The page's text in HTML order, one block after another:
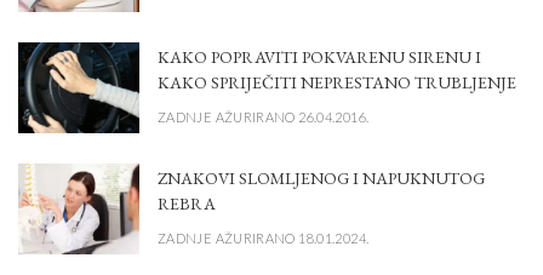
KAKO POPRAVITI POKVARENU SIRENU I
KAKO SPRIJEČITI NEPRESTANO TRUBLJENJE
ZADNJE AŽURIRANO 26.04.2016.
ZNAKOVI SLOMLJENOG I NAPUKNUTOG
REBRA
ZADNJE AŽURIRANO 18.01.2024.